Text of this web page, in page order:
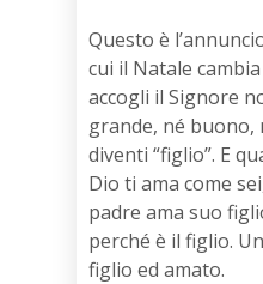
Questo è
cui il Natale
accogli il Signore
grande, né buono,
diventi “figlio”. E
Dio ti ama come
padre ama suo
perché è il figlio.
figlio ed amato.